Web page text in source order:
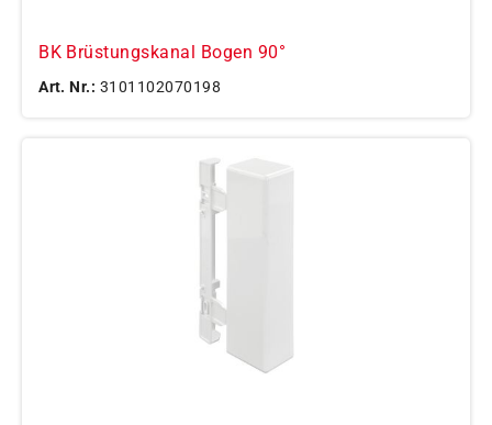
BK Brüstungskanal Bogen 90°
Art. Nr.: 3101102070198